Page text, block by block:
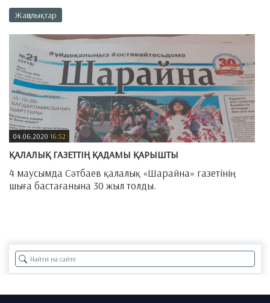
Жаңалықтар
04.06.2020 16:52
​ҚАЛАЛЫҚ ГАЗЕТТІҢ ҚАДАМЫ ҚАРЫШТЫ
4 маусымда Сәтбаев қалалық «Шарайна» газетінің
шыға бастағанына 30 жыл толды.